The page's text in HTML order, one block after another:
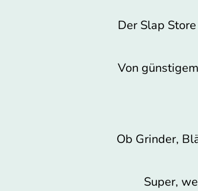
Der Slap
Von
Ob Grinder,
Super,